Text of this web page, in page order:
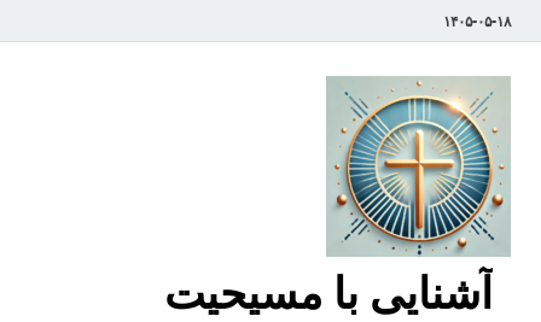
۱۴۰۵-۰۵-۱۸
آشنایی با مسیحیت